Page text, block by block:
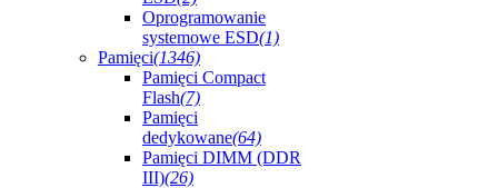
Oprogramowanie
systemowe ESD(1)
Pamięci(1346)
Pamięci Compact
Flash(7)
Pamięci
dedykowane(64)
Pamięci DIMM (DDR
III)(26)